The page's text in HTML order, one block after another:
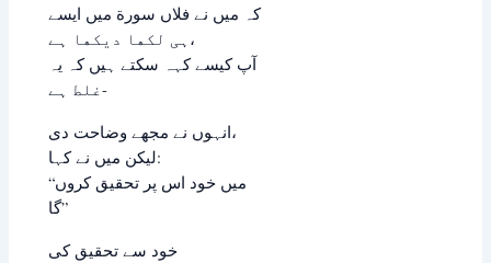
ﮐﮧ ﻣﯿﮟ ﻧﮯ ﻓﻼﮞ ﺳﻮﺭة ﻣﯿﮟ ﺍﯾﺴﮯ
ﮨﯽ ﻟﮑﮭﺎ ﺩﯾﮑﮭﺎ ﮨﮯ،
ﺁﭖ ﮐﯿﺴﮯ ﮐﮩﮧ ﺳﮑﺘﮯ ﮨﯿﮟ ﮐﮧ ﯾﮧ
ﻏﻠﻂ ﮨﮯ-
ﺍﻧﮩﻮﮞ ﻧﮯ ﻣﺠﮭﮯ ﻭﺿﺎﺣﺖ ﺩﯼ،
ﻟﯿﮑﻦ ﻣﯿﮟ ﻧﮯ ﮐﮩﺎ:
“ﻣﯿﮟ ﺧﻮﺩ ﺍﺱ ﭘﺮ ﺗﺤﻘﯿﻖ ﮐﺮﻭﮞ
گا”
خود سے ﺗﺤﻘﯿﻖ کی